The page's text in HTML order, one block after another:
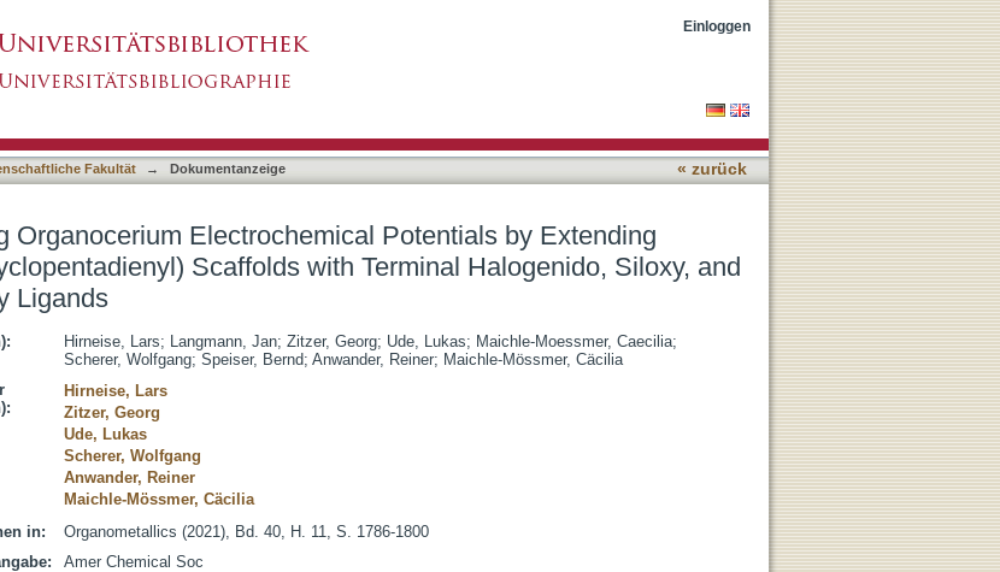
Potentials by Extending Tris(cyclopentadienyl) Scaffolds
and Alkoxy Ligands
Einloggen
Fakultät → Dokumentanzeige « zurück
Organocerium Electrochemical Potentials by Extending
Scaffolds with Terminal Halogenido, Siloxy, and
Ligands
Hirneise, Lars; Langmann, Jan; Zitzer, Georg; Ude, Lukas; Maichle-Moessmer, Caecilia;
Scherer, Wolfgang; Speiser, Bernd; Anwander, Reiner; Maichle-Mössmer, Cäcilia
Hirneise, Lars
Zitzer, Georg
Ude, Lukas
Scherer, Wolfgang
Anwander, Reiner
Maichle-Mössmer, Cäcilia
in:
Organometallics (2021), Bd. 40, H. 11, S. 1786-1800
Amer Chemical Soc